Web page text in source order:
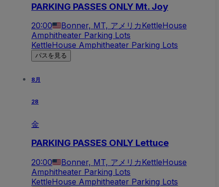
PARKING PASSES ONLY Mt. Joy
20:00 Bonner, MT, アメリカKettleHouse
Amphitheater Parking Lots
KettleHouse Amphitheater Parking Lots
パスを見る
8月
28
金
PARKING PASSES ONLY Lettuce
20:00 Bonner, MT, アメリカKettleHouse
Amphitheater Parking Lots
KettleHouse Amphitheater Parking Lots